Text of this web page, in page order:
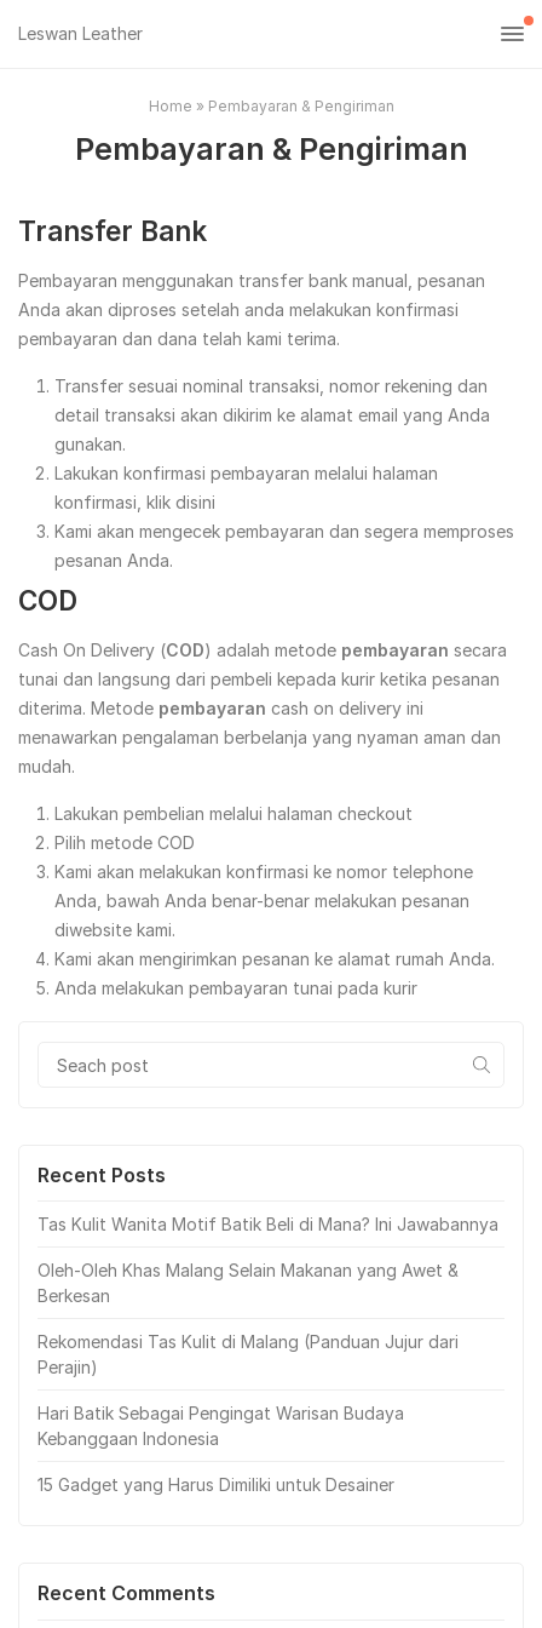
Leswan Leather
Home » Pembayaran & Pengiriman
Pembayaran & Pengiriman
Transfer Bank
Pembayaran menggunakan transfer bank manual, pesanan
Anda akan diproses setelah anda melakukan konfirmasi
pembayaran dan dana telah kami terima.
Transfer sesuai nominal transaksi, nomor rekening dan
detail transaksi akan dikirim ke alamat email yang Anda
gunakan.
Lakukan konfirmasi pembayaran melalui halaman
konfirmasi, klik disini
Kami akan mengecek pembayaran dan segera memproses
pesanan Anda.
COD
Cash On Delivery (COD) adalah metode pembayaran secara
tunai dan langsung dari pembeli kepada kurir ketika pesanan
diterima. Metode pembayaran cash on delivery ini
menawarkan pengalaman berbelanja yang nyaman aman dan
mudah.
Lakukan pembelian melalui halaman checkout
Pilih metode COD
Kami akan melakukan konfirmasi ke nomor telephone
Anda, bawah Anda benar-benar melakukan pesanan
diwebsite kami.
Kami akan mengirimkan pesanan ke alamat rumah Anda.
Anda melakukan pembayaran tunai pada kurir
Recent Posts
Tas Kulit Wanita Motif Batik Beli di Mana? Ini Jawabannya
Oleh-Oleh Khas Malang Selain Makanan yang Awet &
Berkesan
Rekomendasi Tas Kulit di Malang (Panduan Jujur dari
Perajin)
Hari Batik Sebagai Pengingat Warisan Budaya
Kebanggaan Indonesia
15 Gadget yang Harus Dimiliki untuk Desainer
Recent Comments